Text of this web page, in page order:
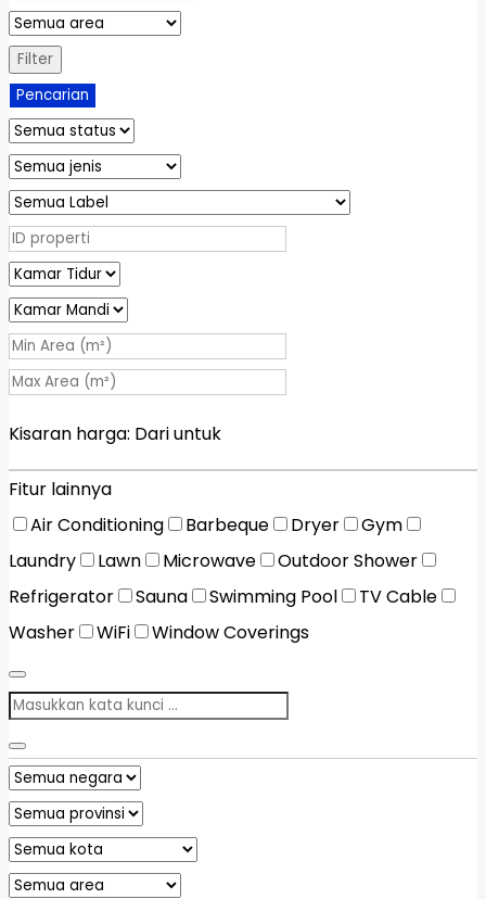
Filter
Pencarian
Kisaran harga: Dariuntuk
Fitur lainnya
Air Conditioning
Barbeque Dryer
Gym
Laundry
Lawn Microwave
Outdoor Shower
Refrigerator
Sauna Swimming Pool
TV Cable
Washer
WiFi Window Coverings